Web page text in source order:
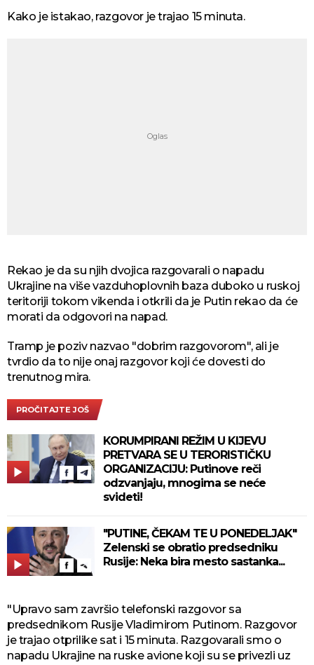
Kako je istakao, razgovor je trajao 15 minuta.
Rekao je da su njih dvojica razgovarali o napadu
Ukrajine na više vazduhoplovnih baza duboko u ruskoj
teritoriji tokom vikenda i otkrili da je Putin rekao da će
morati da odgovori na napad.
Tramp je poziv nazvao "dobrim razgovorom", ali je
tvrdio da to nije onaj razgovor koji će dovesti do
trenutnog mira.
PROČITAJTE JOŠ
KORUMPIRANI REŽIM U KIJEVU
PRETVARA SE U TERORISTIČKU
ORGANIZACIJU: Putinove reči
odzvanjaju, mnogima se neće
svideti!
"PUTINE, ČEKAM TE U PONEDELJAK"
Zelenski se obratio predsedniku
Rusije: Neka bira mesto sastanka...
"Upravo sam završio telefonski razgovor sa
predsednikom Rusije Vladimirom Putinom. Razgovor
je trajao otprilike sat i 15 minuta. Razgovarali smo o
napadu Ukrajine na ruske avione koji su se privezli uz